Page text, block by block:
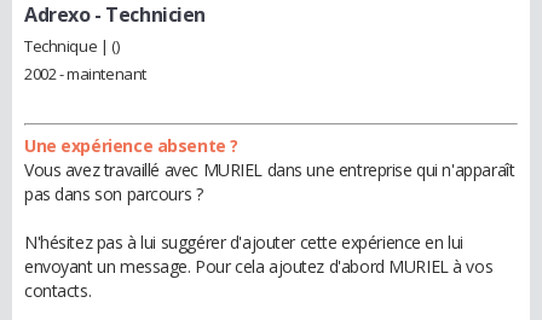
Adrexo- Technicien
Technique | ()
2002 - maintenant
Une expérience absente ?
Vous avez travaillé avec MURIEL dans une entreprise qui n'apparaît
pas dans son parcours ?
N'hésitez pas à lui suggérer d'ajouter cette expérience en lui
envoyant un message. Pour cela ajoutez d'abord MURIEL à vos
contacts.